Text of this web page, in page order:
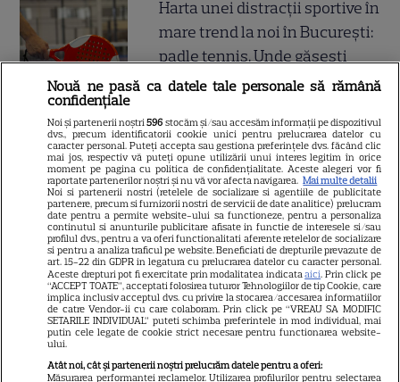
Harta unei distracții sportive în
mare trend la noi în București:
padle tennis. Unde găsești
cele mai bune terenuri de
CE ASCUNDE ultima CIFRA a
CNP-ului? Dacă ai 3 sau 8
însemană că...
Nouă ne pasă ca datele tale personale să rămână
confidențiale
Noi și partenerii noștri596 stocăm și/sau accesăm informații pe dispozitivul
dvs., precum identificatorii cookie unici pentru prelucrarea datelor cu
caracter personal. Puteți accepta sau gestiona preferințele dvs. făcând clic
mai jos, respectiv vă puteți opune utilizării unui interes legitim în orice
moment pe pagina cu politica de confidențialitate. Aceste alegeri vor fi
raportate partenerilor noștri și nu vă vor afecta navigarea. Mai multe detalii
Noi si partenerii nostri (retelele de socializare si agentiile de publicitate
partenere, precum si furnizorii nostri de servicii de date analitice) prelucram
date pentru a permite website-ului sa functioneze, pentru a personaliza
continutul si anunturile publicitare afisate in functie de interesele si/sau
profilul dvs., pentru a va oferi functionalitati aferente retelelor de socializare
si pentru a analiza traficul pe website. Beneficiati de drepturile prevazute de
art. 15-22 din GDPR in legatura cu prelucrarea datelor cu caracter personal.
Aceste drepturi pot fi exercitate prin modalitatea indicataaici. Prin click pe
“ACCEPT TOATE”, acceptati folosirea tuturor Tehnologiilor de tip Cookie, care
implica inclusiv acceptul dvs. cu privire la stocarea/accesarea informatiilor
de catre Vendor-ii cu care colaboram. Prin click pe “VREAU SA MODIFIC
SETARILE INDIVIDUAL” puteti schimba preferintele in mod individual, mai
putin cele legate de cookie strict necesare pentru functionarea website-
ului.
Atât noi, cât și partenerii noștri prelucrăm datele pentru a oferi:
Măsurarea performanței reclamelor. Utilizarea profilurilor pentru selectarea